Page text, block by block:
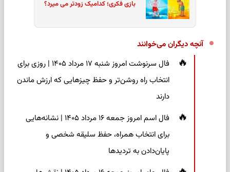
بازی فکری؛ کدامیک زودتر می میرد؟
آنچه دیگران می‌خوانند
فال سرنوشت امروز شنبه ۱۷ مرداد ۱۴۰۵ | روزی برای
انتخاب راه روشن‌تر و حفظ چیزهایی که ارزش ماندن
دارند
فال اسم امروز جمعه ۱۶ مرداد ۱۴۰۵ | نشانه‌هایی
برای انتخاب همراه، حفظ سلیقه شخصی و
پایان‌دادن به تردیدها